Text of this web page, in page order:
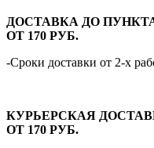
ДОСТАВКА ДО
ОТ 170 РУБ.
-Сроки доставки от 2-х
КУРЬЕРСКАЯ
ОТ 170 РУБ.